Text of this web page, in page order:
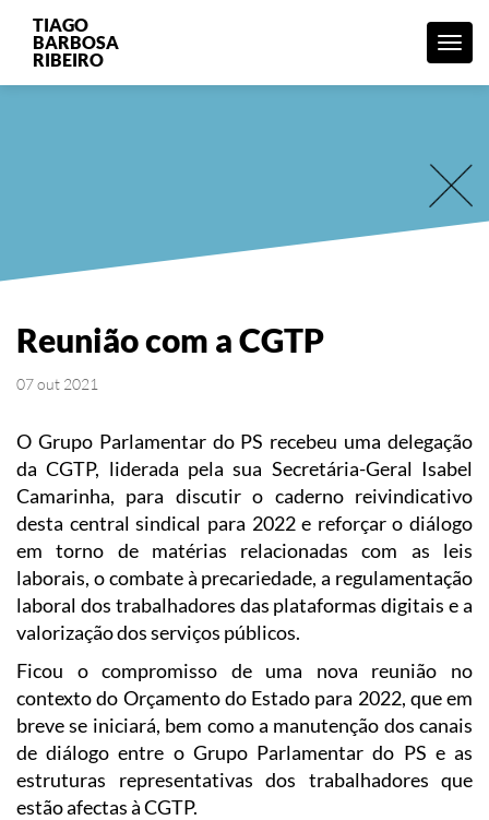
Menu
TIAGO
BARBOSA
RIBEIRO
Reunião com a CGTP
07 out 2021
O Grupo Parlamentar do PS recebeu uma delegação
da CGTP, liderada pela sua Secretária-Geral Isabel
Camarinha, para discutir o caderno reivindicativo
desta central sindical para 2022 e reforçar o diálogo
em torno de matérias relacionadas com as leis
laborais, o combate à precariedade, a regulamentação
laboral dos trabalhadores das plataformas digitais e a
valorização dos serviços públicos.
Ficou o compromisso de uma nova reunião no
contexto do Orçamento do Estado para 2022, que em
breve se iniciará, bem como a manutenção dos canais
de diálogo entre o Grupo Parlamentar do PS e as
estruturas representativas dos trabalhadores que
estão afectas à CGTP.